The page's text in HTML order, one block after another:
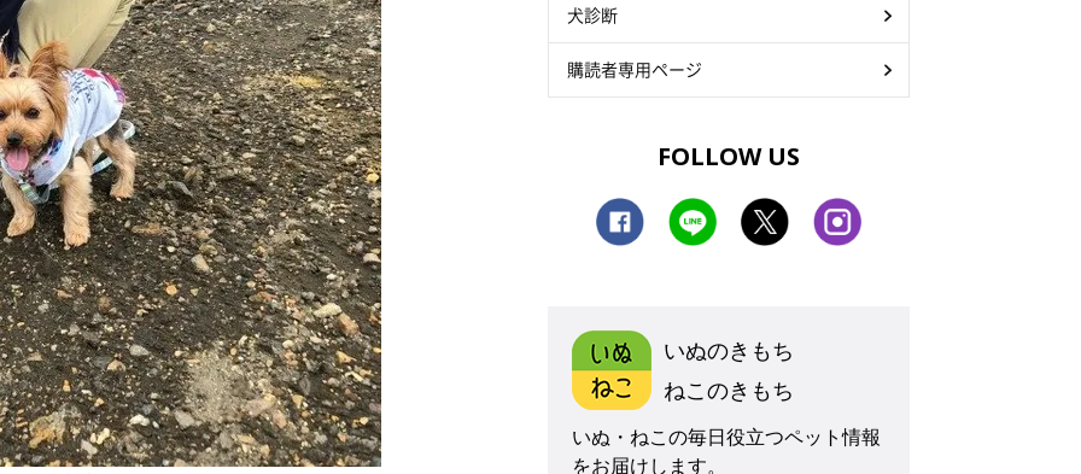
犬診断
購読者専用ページ
FOLLOW US
いぬのきもち
ねこのきもち
いぬ・ねこの毎日役立つペット情報
をお届けします。